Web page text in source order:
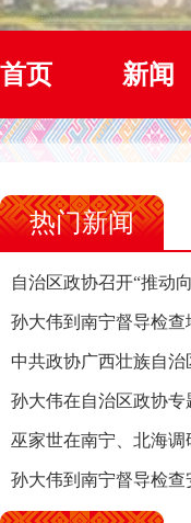
首页 新闻
热门新闻